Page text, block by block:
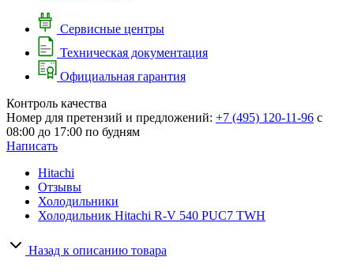
Сервисные центры
Техническая документация
Официальная гарантия
Контроль качества
Номер для претензий и предложений: +7 (495) 120-11-96 с
08:00 до 17:00 по будням
Написать
Hitachi
Отзывы
Холодильники
Холодильник Hitachi R-V 540 PUC7 TWH
Назад к описанию товара